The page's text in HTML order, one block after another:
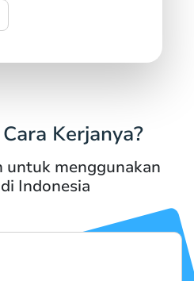
Kerjanya?
untuk menggunakan
Indonesia